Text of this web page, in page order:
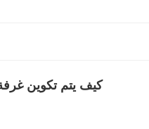
كيف يتم تكوين